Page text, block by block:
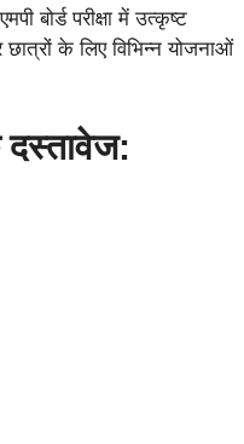
बोर्ड परीक्षा में उत्कृष्ट
के लिए विभिन्न योजनाओं